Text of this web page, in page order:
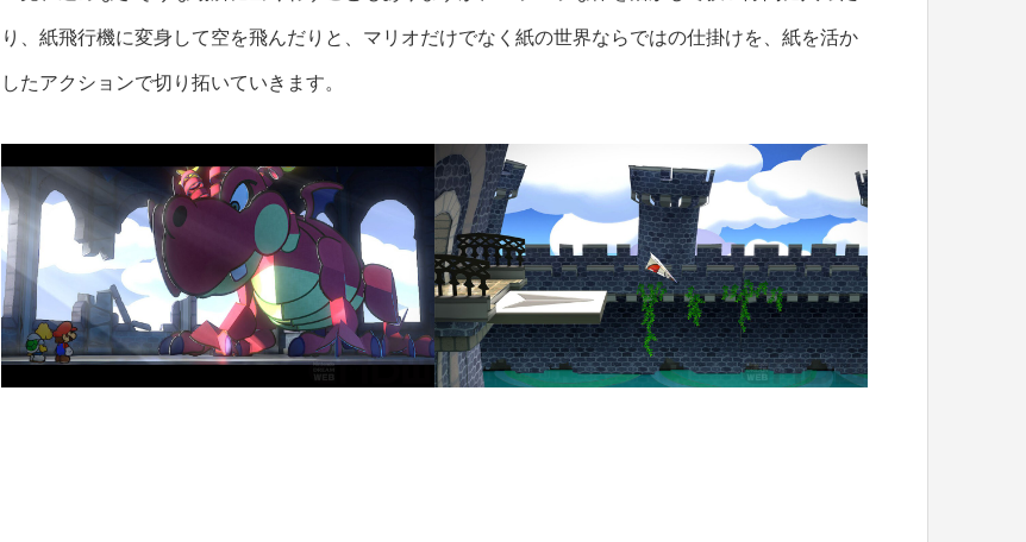
り、紙飛行機に変身して空を飛んだりと、マリオだけでなく紙の世界ならではの仕掛けを、紙を活か
したアクションで切り拓いていきます。